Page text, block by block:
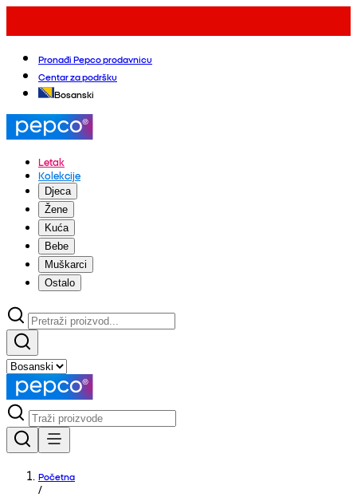
Pronađi Pepco prodavnicu
Centar za podršku
Bosanski
Letak
Kolekcije
Djeca
Žene
Kuća
Bebe
Muškarci
Ostalo
Početna
/